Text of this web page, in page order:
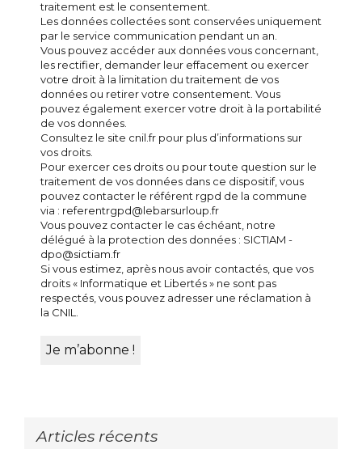
traitement est le consentement.
Les données collectées sont conservées uniquement
par le service communication pendant un an.
Vous pouvez accéder aux données vous concernant,
les rectifier, demander leur effacement ou exercer
votre droit à la limitation du traitement de vos
données ou retirer votre consentement. Vous
pouvez également exercer votre droit à la portabilité
de vos données.
Consultez le site cnil.fr pour plus d’informations sur
vos droits.
Pour exercer ces droits ou pour toute question sur le
traitement de vos données dans ce dispositif, vous
pouvez contacter le référent rgpd de la commune
via : referentrgpd@lebarsurloup.fr
Vous pouvez contacter le cas échéant, notre
délégué à la protection des données : SICTIAM -
dpo@sictiam.fr
Si vous estimez, après nous avoir contactés, que vos
droits « Informatique et Libertés » ne sont pas
respectés, vous pouvez adresser une réclamation à
la CNIL.
Articles récents